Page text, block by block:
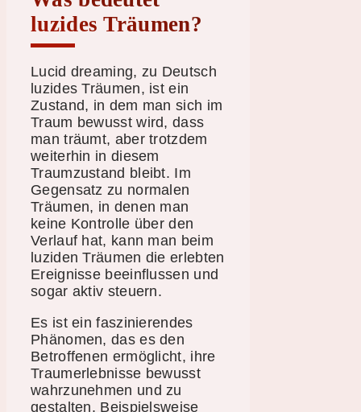
luzides Träumen?
Lucid dreaming, zu Deutsch
luzides Träumen, ist ein
Zustand, in dem man sich im
Traum bewusst wird, dass
man träumt, aber trotzdem
weiterhin in diesem
Traumzustand bleibt. Im
Gegensatz zu normalen
Träumen, in denen man
keine Kontrolle über den
Verlauf hat, kann man beim
luziden Träumen die erlebten
Ereignisse beeinflussen und
sogar aktiv steuern.
Es ist ein faszinierendes
Phänomen, das es den
Betroffenen ermöglicht, ihre
Traumerlebnisse bewusst
wahrzunehmen und zu
gestalten. Beispielsweise